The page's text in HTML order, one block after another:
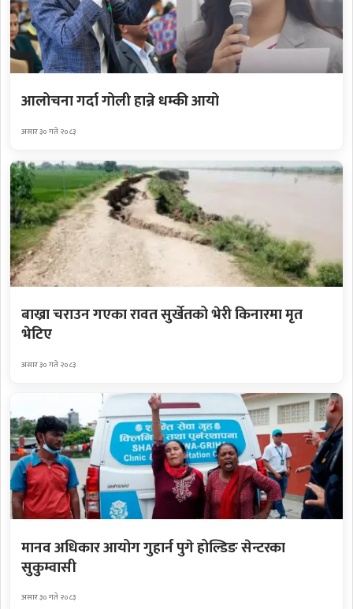
आलोचना गर्दा गोली हान्ने धम्की आयो
असार ३० गते २०८३
बाख्रा चराउन गएका रावत सुर्खेतको भेरी किनारमा मृत
भेटिए
असार ३० गते २०८३
मानव अधिकार आयोग गुहार्न पुगे होल्डिङ सेन्टरका
सुकुम्वासी
असार ३० गते २०८३